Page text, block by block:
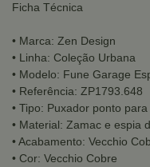
Ficha Técnica
• Marca: Zen Design
• Linha: Coleção Urbana
• Modelo: Fune Garage
• Referência: ZP1793.648
• Tipo: Puxador ponto
• Material: Zamac e espia
• Acabamento: Vecchio
• Cor: Vecchio Cobre